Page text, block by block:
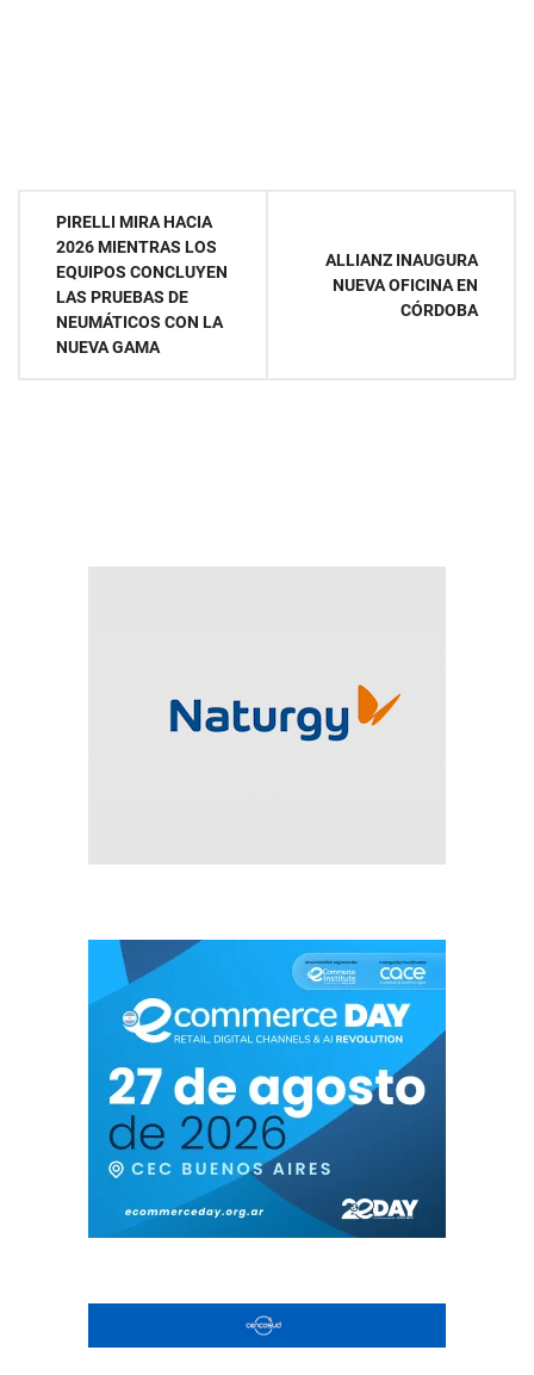
Navegación
entradas
PIRELLI MIRA HACIA
2026 MIENTRAS LOS
EQUIPOS CONCLUYEN
LAS PRUEBAS DE
NEUMÁTICOS CON LA
NUEVA GAMA
ALLIANZ INAUGURA
NUEVA OFICINA EN
CÓRDOBA